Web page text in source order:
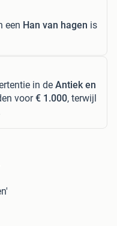
een Han van hagen is
in de Antiek en
voor€ 1.000, terwijl